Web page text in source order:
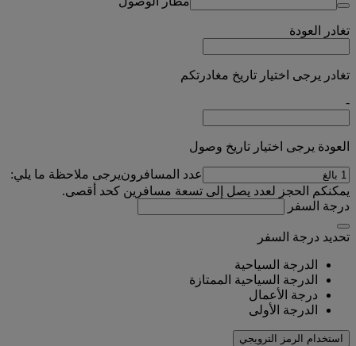
تغادر العودة
تغادر يرجى اختيار تاريخ مغادرتكم
-
العودة يرجى اختيار تاريخ وصول
عدد المسافرونيرجى ملاحظة ما يلي:
يمكنكم الحجز لعدد يصل إلى تسعة مسافرين كحد أقصى.
درجة السفر
تحديد درجة السفر
الدرجة السياحية
الدرجة السياحية الممتازة
درجة الأعمال
الدرجة الأولى
استخدام الرمز الترويجي